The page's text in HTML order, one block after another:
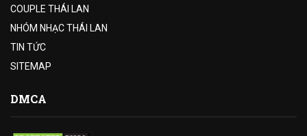
COUPLE THÁI LAN
NHÓM NHẠC THÁI LAN
TIN TỨC
SITEMAP
DMCA